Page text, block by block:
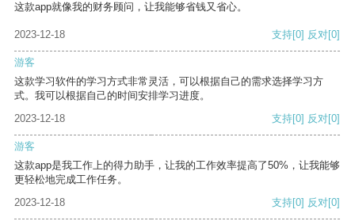
这款app就像我的财务顾问，让我能够省钱又省心。
2023-12-18 支持[0] 反对[0]
游客
这款学习软件的学习方式非常灵活，可以根据自己的需求选择学习方
式。我可以根据自己的时间安排学习进度。
2023-12-18
支持[0] 反对[0]
游客
这款app是我工作上的得力助手，让我的工作效率提高了50%，让我能够
更轻松地完成工作任务。
2023-12-18
支持[0] 反对[0]